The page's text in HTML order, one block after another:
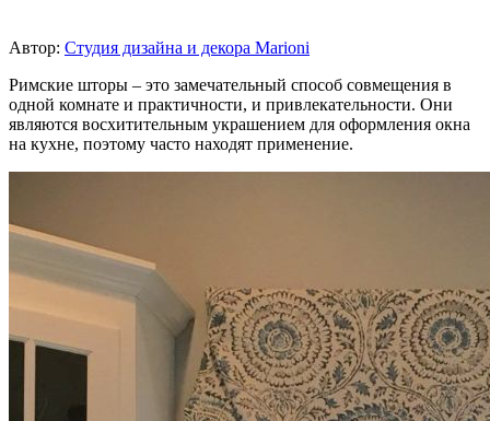
Автор: Студия дизайна и декора Marioni
Римские шторы – это замечательный способ совмещения в
одной комнате и практичности, и привлекательности. Они
являются восхитительным украшением для оформления окна
на кухне, поэтому часто находят применение.